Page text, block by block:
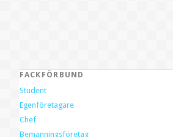
FACKFÖRBUND
Student
Egenföretagare
Chef
Bemanningsföretag